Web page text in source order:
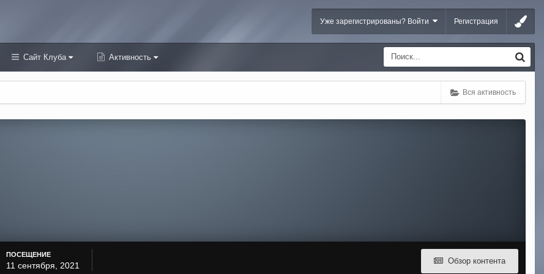
Уже зарегистрированы? Войти Регистрация
Сайт Клуба Активность
Вся активность
Обзор контента
ПОСЕЩЕНИЕ
11 сентября, 2021